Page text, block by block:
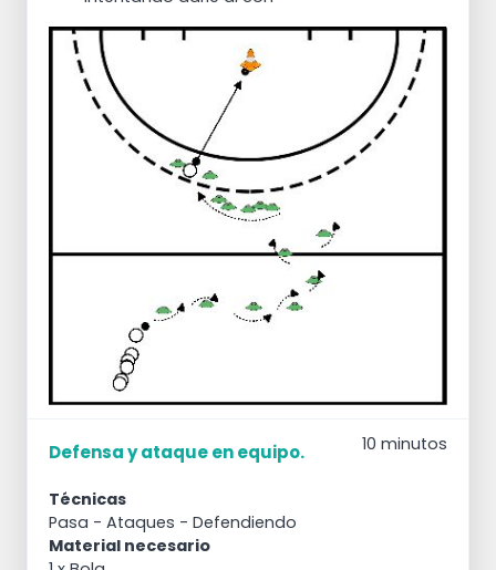
Defensa y ataque en equipo. 10 minutos
Técnicas
Pasa - Ataques - Defendiendo
Material necesario